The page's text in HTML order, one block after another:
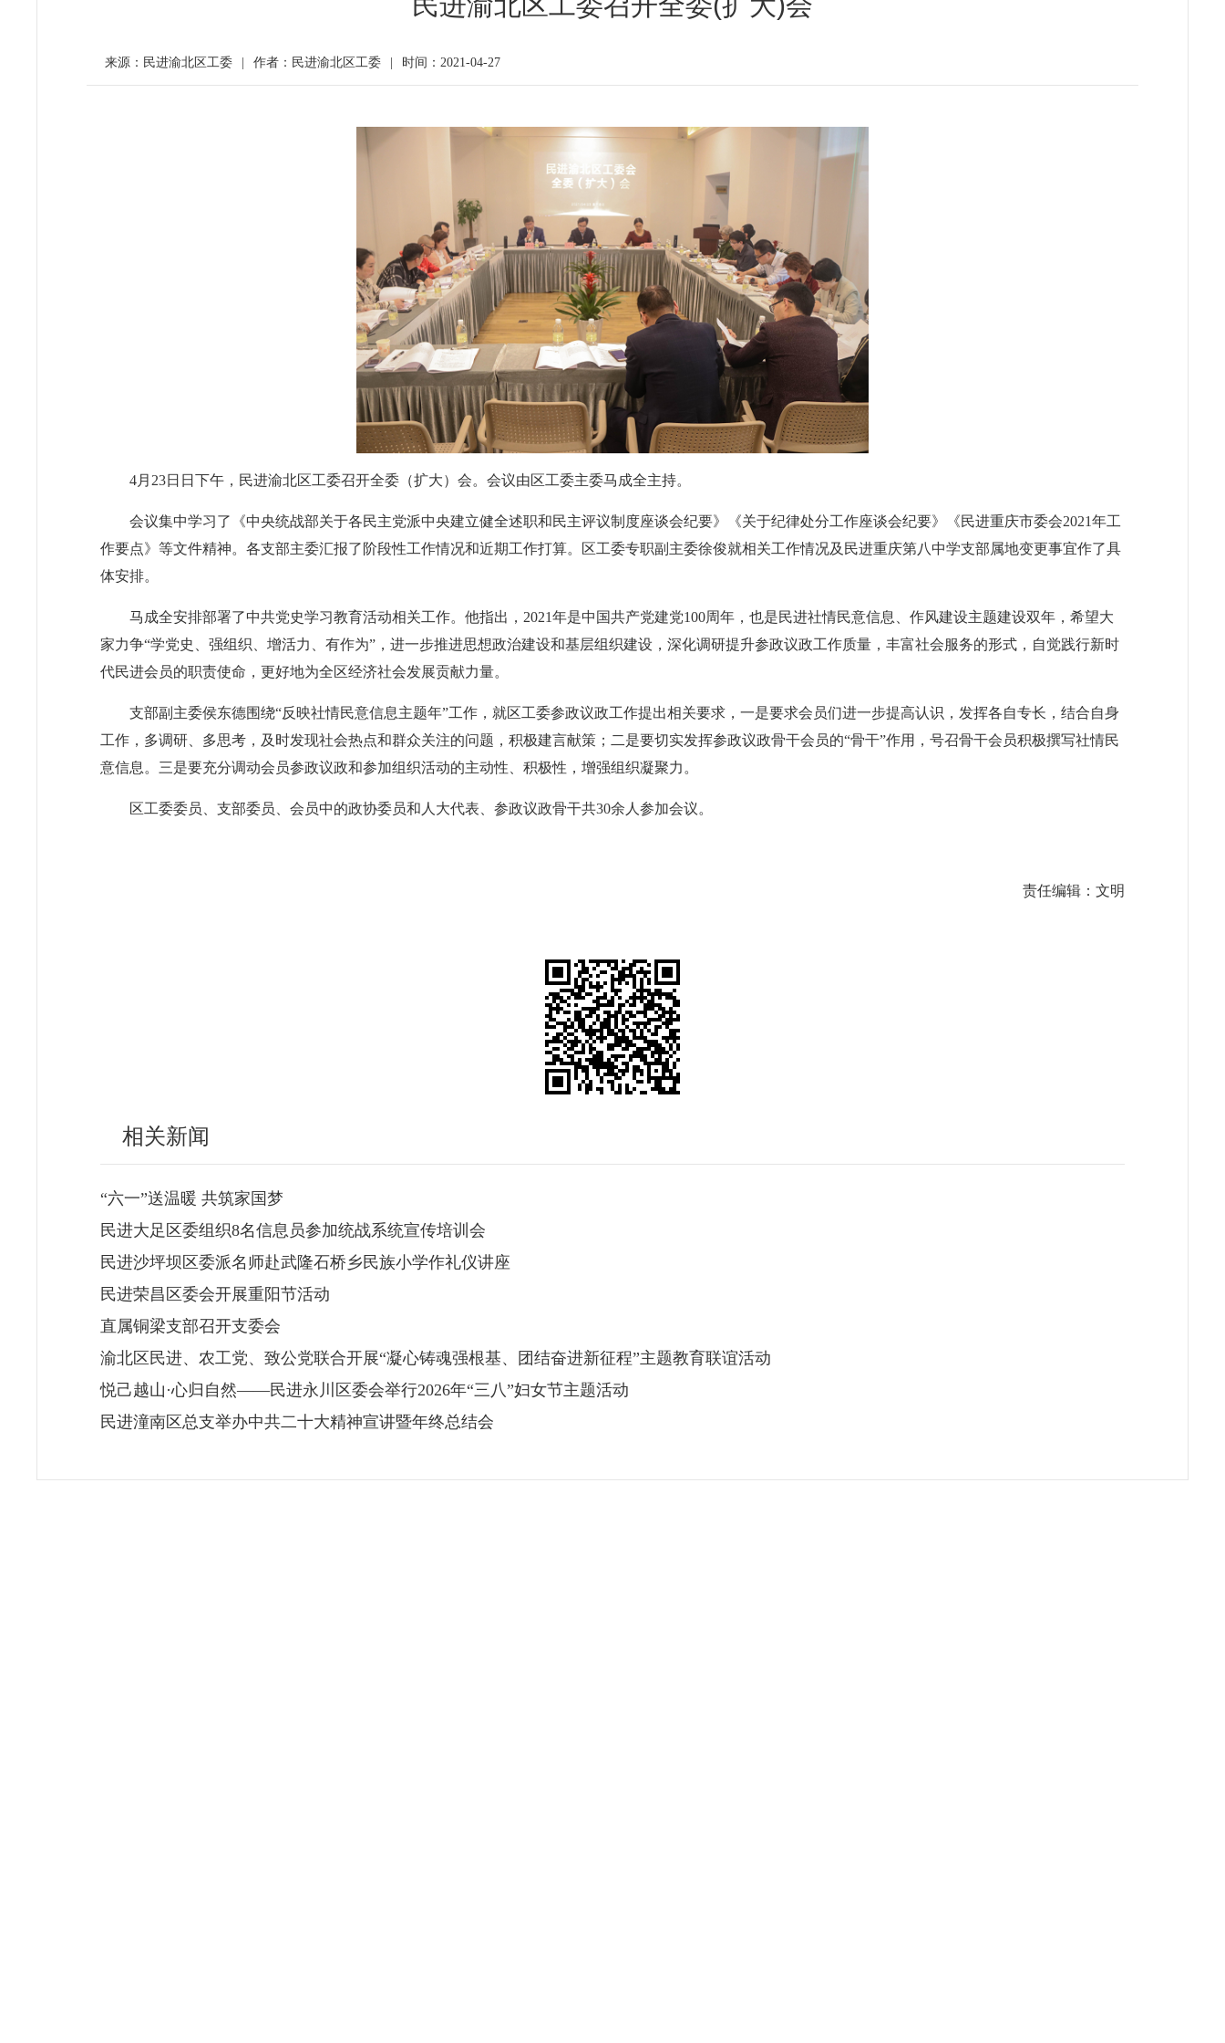
来源：民进渝北区工委 作者：民进渝北区工委 时间：2021-04-27
4月23日日下午，民进渝北区工委召开全委（扩大）会。会议由区工委主委马成全主持。
会议集中学习了《中央统战部关于各民主党派中央建立健全述职和民主评议制度座谈会纪要》《关于纪律处分工作座谈会纪要》《民进重庆市委会2021年工
作要点》等文件精神。 各支部主委汇报了阶段性工作情况和近期工作打算。区工委专职副主委徐俊就相关工作情况及民进重庆第八中学支部属地变更事宜作了具
体安排。
马成全安排部署了中共党史学习教育活动相关工作。他指出， 2021年是中国共产党建党100周年，也是民进社情民意信息、作风建设主题建设双年，希望大
家力争“学党史、强组织、增活力、有作为”，进一步推进思想政治建设和基层组织建设，深化调研提升参政议政工作质量，丰富社会服务的形式，自觉践行新时
代民进会员的职责使命，更好地为全区经济社会发展贡献力量。
支部副主委侯东德围绕“反映社情民意信息主题年”工作，就区工委参政议政工作提出相关要求， 一是要求会员们进一步提高认识，发挥各自专长，结合自身
工作，多调研、多思考，及时发现社会热点和群众关注的问题，积极建言献策；二是要切实发挥参政议政骨干会员的“骨干”作用，号召骨干会员积极撰写社情民
意信息。三是要充分调动会员参政议政和参加组织活动的主动性、积极性，增强组织凝聚力。
区工委委员、支部委员、会员中的政协委员和人大代表、参政议政骨干共30余人参加会议。
责任编辑：文明
相关新闻
“六一”送温暖 共筑家国梦
民进大足区委组织8名信息员参加统战系统宣传培训会
民进沙坪坝区委派名师赴武隆石桥乡民族小学作礼仪讲座
民进荣昌区委会开展重阳节活动
直属铜梁支部召开支委会
渝北区民进、农工党、致公党联合开展“凝心铸魂强根基、团结奋进新征程”主题教育联谊活动
悦己越山·心归自然——民进永川区委会举行2026年“三八”妇女节主题活动
民进潼南区总支举办中共二十大精神宣讲暨年终总结会